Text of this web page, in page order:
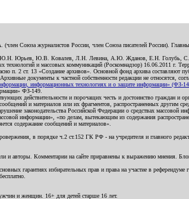
Союза журналистов России, член Союза писателей России).
Ю.Н. Юрьев, Ю.В. Ковалев, Л.Н. Левина, А.Ю. Жданов, Е.Н.
и массовых коммуникаций (Роскомнадзор) 16.06.2011 г.
п. 2 ст. 13 «Создание архивов». Основной фонд архива составляют
документы к частной собственности редакции не относятся,
информационных технологиях и о защите информации» (ФЗ-
ФЗ-149.
действительности и порочащих честь и достоинство граждан
и материалов или их фрагментов, распространенных другим
законодательства Российской Федерации о средствах массовой
информации», «по делам, вытекающим из содержания
содержание сообщений и материалов».
в порядке ч.2 ст.152 ГК РФ - на учредителя и главного
и авторы. Комментарии на сайте приравнены к выражению мнения.
гарантиях избирательных прав и права на участие в референдуме
и женщин. 16+ для детей старше 16 лет.